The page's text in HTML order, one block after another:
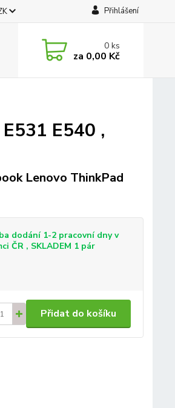
Přihlášení
0ks
za 0,00 Kč
E540 ,
Lenovo ThinkPad
dodání 1-2 pracovní dny v
ČR , SKLADEM 1 pár
Přidat do košíku